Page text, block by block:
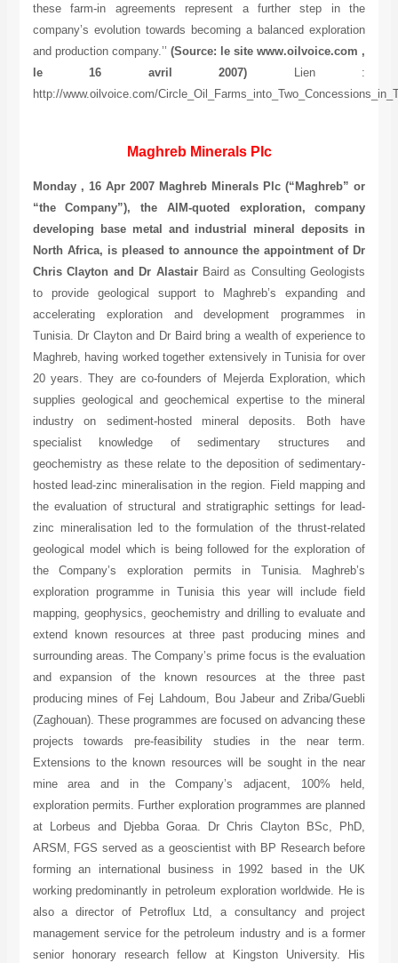
these farm-in agreements represent a further step in the
company’s evolution towards becoming a balanced exploration
and production company.’’ (Source: le site www.oilvoice.com ,
le 16 avril 2007) Lien :
http://www.oilvoice.com/
Maghreb Minerals Plc
Monday , 16 Apr 2007 Maghreb Minerals Plc (“Maghreb” or
“the Company”), the AIM-quoted exploration, company
developing base metal and industrial mineral deposits in
North Africa, is pleased to announce the appointment of Dr
Chris Clayton and Dr AlastairBaird as Consulting Geologists
to provide geological support to Maghreb’s expanding and
accelerating exploration and development programmes in
Tunisia. Dr Clayton and Dr Baird bring a wealth of experience to
Maghreb, having worked together extensively in Tunisia for over
20 years. They are co-founders of Mejerda Exploration, which
supplies geological and geochemical expertise to the mineral
industry on sediment-hosted mineral deposits. Both have
specialist knowledge of sedimentary structures and
geochemistry as these relate to the deposition of sedimentary-
hosted lead-zinc mineralisation in the region. Field mapping and
the evaluation of structural and stratigraphic settings for lead-
zinc mineralisation led to the formulation of the thrust-related
geological model which is being followed for the exploration of
the Company’s exploration permits in Tunisia. Maghreb’s
exploration programme in Tunisia this year will include field
mapping, geophysics, geochemistry and drilling to evaluate and
extend known resources at three past producing mines and
surrounding areas. The Company’s prime focus is the evaluation
and expansion of the known resources at the three past
producing mines of Fej Lahdoum, Bou Jabeur and Zriba/Guebli
(Zaghouan). These programmes are focused on advancing these
projects towards pre-feasibility studies in the near term.
Extensions to the known resources will be sought in the near
mine area and in the Company’s adjacent, 100% held,
exploration permits. Further exploration programmes are planned
at Lorbeus and Djebba Goraa. Dr Chris Clayton BSc, PhD,
ARSM, FGS served as a geoscientist with BP Research before
forming an international business in 1992 based in the UK
working predominantly in petroleum exploration worldwide. He is
also a director of Petroflux Ltd, a consultancy and project
management service for the petroleum industry and is a former
senior honorary research fellow at Kingston University. His